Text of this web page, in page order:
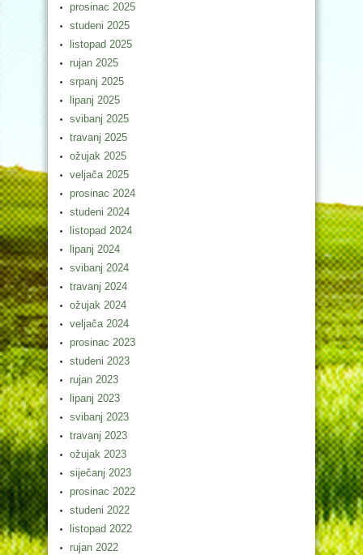
prosinac 2025
studeni 2025
listopad 2025
rujan 2025
srpanj 2025
lipanj 2025
svibanj 2025
travanj 2025
ožujak 2025
veljača 2025
prosinac 2024
studeni 2024
listopad 2024
lipanj 2024
svibanj 2024
travanj 2024
ožujak 2024
veljača 2024
prosinac 2023
studeni 2023
rujan 2023
lipanj 2023
svibanj 2023
travanj 2023
ožujak 2023
siječanj 2023
prosinac 2022
studeni 2022
listopad 2022
rujan 2022